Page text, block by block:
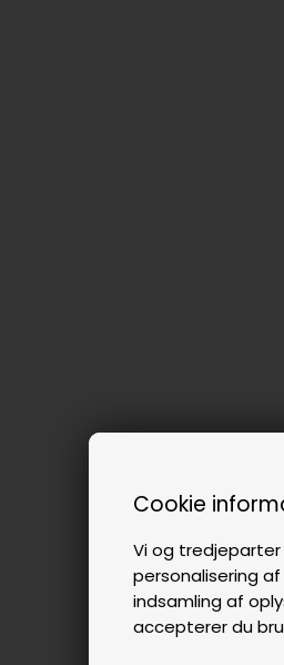
Cookie
Vi og
personalisering
indsamling af
accepterer du